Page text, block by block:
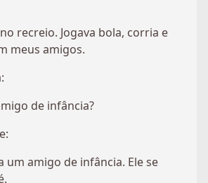
recreio. Jogava bola, corria e
meus amigos.
de infância?
um amigo de infância. Ele se